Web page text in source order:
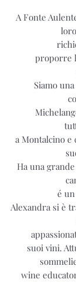
A Fonte
proporre
Siamo
a Montalcino e
Ha una
é
Alexandra si è
suoi vini.
wine